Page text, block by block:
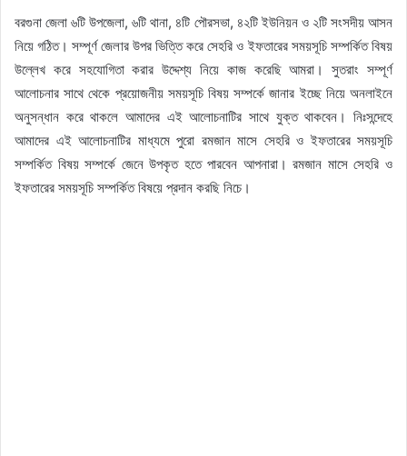
বরগুনা জেলা ৬টি উপজেলা, ৬টি থানা, ৪টি পৌরসভা, ৪২টি ইউনিয়ন ও ২টি সংসদীয় আসন
নিয়ে গঠিত। সম্পূর্ণ জেলার উপর ভিত্তি করে সেহরি ও ইফতারের সময়সূচি সম্পর্কিত বিষয়
উল্লেখ করে সহযোগিতা করার উদ্দেশ্য নিয়ে কাজ করেছি আমরা। সুতরাং সম্পূর্ণ
আলোচনার সাথে থেকে প্রয়োজনীয় সময়সূচি বিষয় সম্পর্কে জানার ইচ্ছে নিয়ে অনলাইনে
অনুসন্ধান করে থাকলে আমাদের এই আলোচনাটির সাথে যুক্ত থাকবেন। নিঃসন্দেহে
আমাদের এই আলোচনাটির মাধ্যমে পুরো রমজান মাসে সেহরি ও ইফতারের সময়সূচি
সম্পর্কিত বিষয় সম্পর্কে জেনে উপকৃত হতে পারবেন আপনারা। রমজান মাসে সেহরি ও
ইফতারের সময়সূচি সম্পর্কিত বিষয়ে প্রদান করছি নিচে।